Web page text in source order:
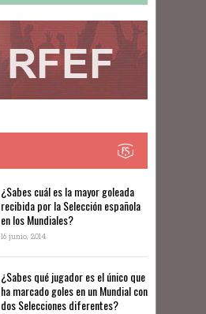
​​¿Sabes cuál es la mayor goleada
recibida por la Selección española
en los Mundiales?
16 junio, 2014
¿Sabes qué jugador es el único que
ha marcado goles en un Mundial con
dos Selecciones diferentes?